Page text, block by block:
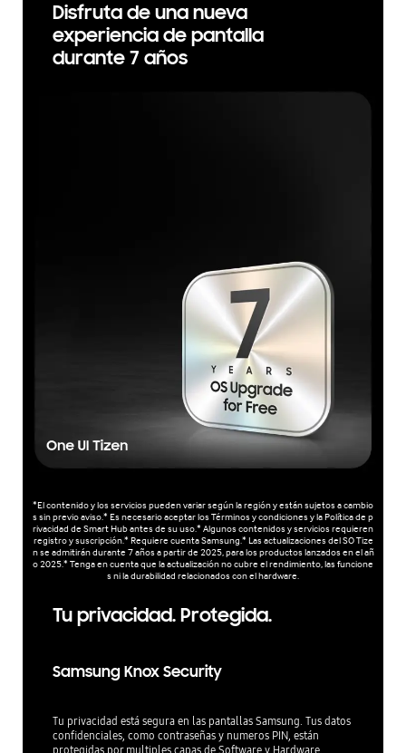
Disfruta de una nueva
experiencia de pantalla
durante 7 años
*El contenido y los servicios pueden variar según la región y están sujetos a cambio
s sin previo aviso.* Es necesario aceptar los Términos y condiciones y la Política de p
rivacidad de Smart Hub antes de su uso.* Algunos contenidos y servicios requieren
registro y suscripción.* Requiere cuenta Samsung.* Las actualizaciones del SO Tize
n se admitirán durante 7 años a partir de 2025, para los productos lanzados en el añ
o 2025.* Tenga en cuenta que la actualización no cubre el rendimiento, las funcione
s ni la durabilidad relacionados con el hardware.
Tu privacidad. Protegida.
Samsung Knox Security
Tu privacidad está segura en las pantallas Samsung. Tus datos
confidenciales, como contraseñas y numeros PIN, están